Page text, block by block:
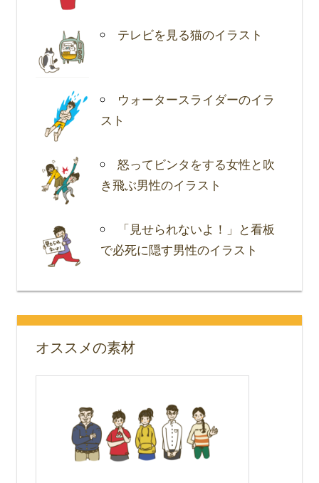
テレビを見る猫のイラスト
ウォータースライダーのイラ
スト
怒ってビンタをする女性と吹
き飛ぶ男性のイラスト
「見せられないよ！」と看板
で必死に隠す男性のイラスト
オススメの素材